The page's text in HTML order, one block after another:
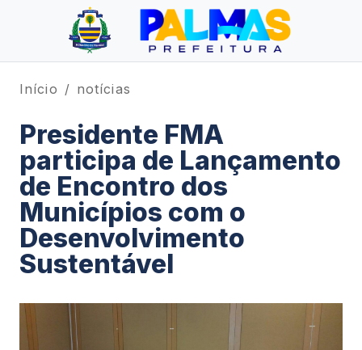
Início notícias
Presidente FMA
participa de Lançamento
de Encontro dos
Municípios com o
Desenvolvimento
Sustentável